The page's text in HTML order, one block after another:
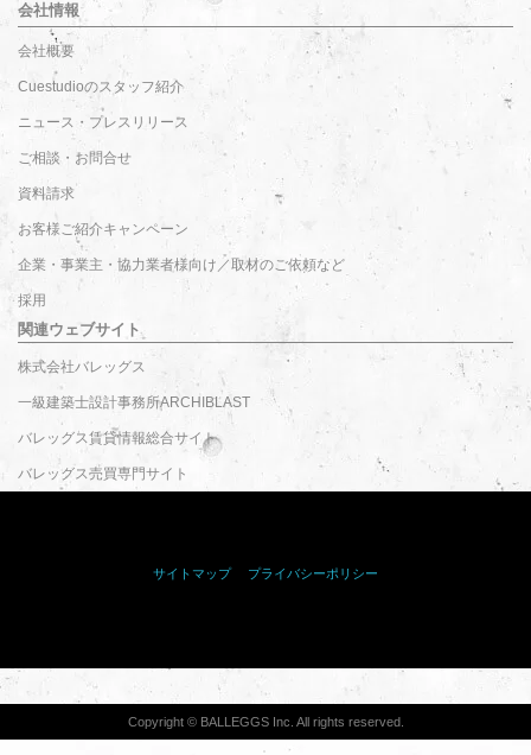
会社情報
会社概要
Cuestudioのスタッフ紹介
ニュース・プレスリリース
ご相談・お問合せ
資料請求
お客様ご紹介キャンペーン
企業・事業主・協力業者様向け／取材のご依頼など
採用
関連ウェブサイト
株式会社バレッグス
一級建築士設計事務所ARCHIBLAST
バレッグス賃貸情報総合サイト
バレッグス売買専門サイト
サイトマップ プライバシーポリシー
Copyright © BALLEGGS Inc. All rights reserved.
<サイドバー表記>